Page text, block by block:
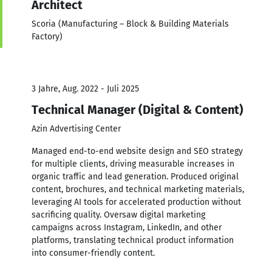
Architect
Scoria (Manufacturing – Block & Building Materials
Factory)
3 Jahre, Aug. 2022 - Juli 2025
Technical Manager (Digital & Content)
Azin Advertising Center
Managed end-to-end website design and SEO strategy
for multiple clients, driving measurable increases in
organic traffic and lead generation. Produced original
content, brochures, and technical marketing materials,
leveraging AI tools for accelerated production without
sacrificing quality. Oversaw digital marketing
campaigns across Instagram, LinkedIn, and other
platforms, translating technical product information
into consumer-friendly content.